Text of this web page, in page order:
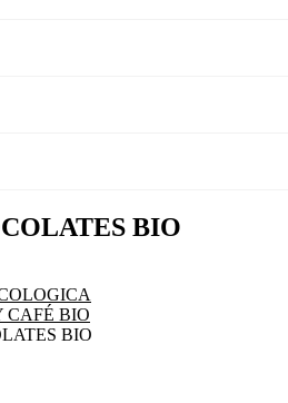
BIO
CAFÉ BIO
BIO